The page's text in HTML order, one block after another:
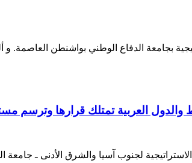
الوطني بواشنطن العاصمة. و ألف الدكتور 12 كتابًا حول
العربية تمتلك قرارها وترسم
لجنوب آسيا والشرق الأدنى ـ